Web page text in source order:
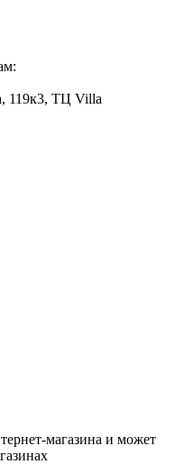
119к3, ТЦ Villa
магазина и может